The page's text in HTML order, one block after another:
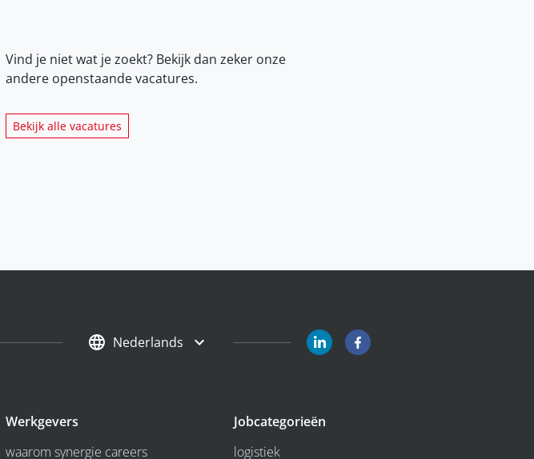
Vind je niet wat je zoekt? Bekijk dan zeker onze
andere openstaande vacatures.
Bekijk alle vacatures
Nederlands
Werkgevers
waarom synergie careers
Jobcategorieën
logistiek